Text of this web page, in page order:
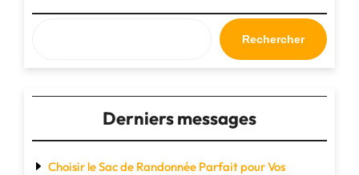
Rechercher
Derniers messages
Choisir le Sac de Randonnée Parfait pour Vos